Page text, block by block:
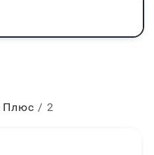
Плюс 2